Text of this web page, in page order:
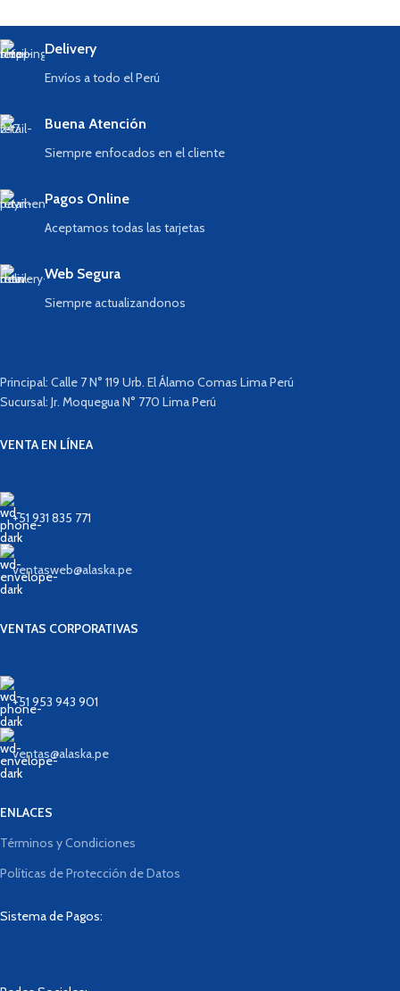
Delivery
Envíos a todo el Perú
Buena Atención
Siempre enfocados en el cliente
Pagos Online
Aceptamos todas las tarjetas
Web Segura
Siempre actualizandonos
Principal: Calle 7 N° 119 Urb. El Álamo Comas Lima Perú
Sucursal: Jr. Moquegua N° 770 Lima Perú
VENTA EN LÍNEA
+51 931 835 771
ventasweb@alaska.pe
VENTAS CORPORATIVAS
+51 953 943 901
ventas@alaska.pe
ENLACES
Términos y Condiciones
Políticas de Protección de Datos
Sistema de Pagos: